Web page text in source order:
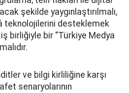
şekilde yaygınlaştırılmalı,
teknolojilerini desteklemek
birliğiyle bir “Türkiye Medya
ve bilgi kirliliğine karşı
senaryolarının